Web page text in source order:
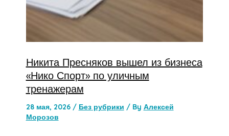
Никита Пресняков вышел из бизнеса
«Нико Спорт» по уличным
тренажерам
28 мая, 2026 / Без рубрики / By Алексей
Морозов